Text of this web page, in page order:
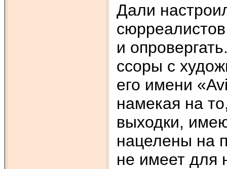
Дали
и
ссоры с
его имени
намекая на
выходки,
нацелены на
не имеет для